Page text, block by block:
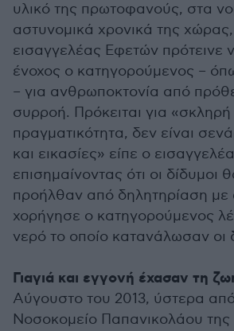
υλικό της πρωτοφανούς, στα
αστυνομικά χρονικά της
εισαγγελέας Εφετών πρότεινε
ένοχος ο κατηγορούμενος –
– για ανθρωποκτονία από
συρροή. Πρόκειται για «σκληρή
πραγματικότητα, δεν είναι
και εικασίες» είπε ο
επισημαίνοντας ότι οι δίδυμοι
προήλθαν από δηλητηρίαση με
χορήγησε ο κατηγορούμενος
νερό το οποίο κατανάλωσαν οι
Γιαγιά και εγγονή έχασαν τη
Αύγουστο του 2013, ύστερα
Νοσοκομείο Παπανικολάου